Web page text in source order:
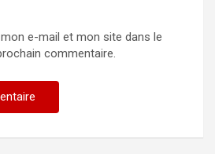
e-mail et mon site dans le
commentaire.